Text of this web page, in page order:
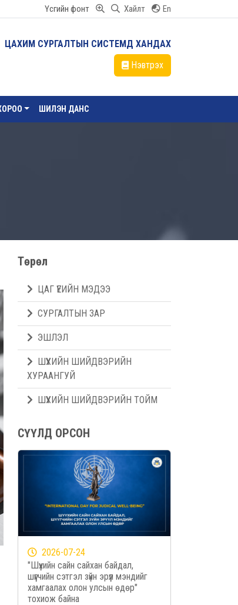
Үсгийн фонт Хайлт En
ЦАХИМ СУРГАЛТЫН СИСТЕМД ХАНДАХ
Нэвтрэх
ШИЛЭН ДАНС
Төрөл
ЦАГ ҮЕИЙН МЭДЭЭ
СУРГАЛТЫН ЗАР
ЭШЛЭЛ
ШҮҮХИЙН ШИЙДВЭРИЙН
ХУРААНГУЙ
ШҮҮХИЙН ШИЙДВЭРИЙН ТОЙМ
СҮҮЛД ОРСОН
2026-07-24
"Шүүхийн сайн сайхан байдал,
шүүгчийн сэтгэл зүйн эрүүл мэндийг
хамгаалах олон улсын өдөр"
тохиож байна